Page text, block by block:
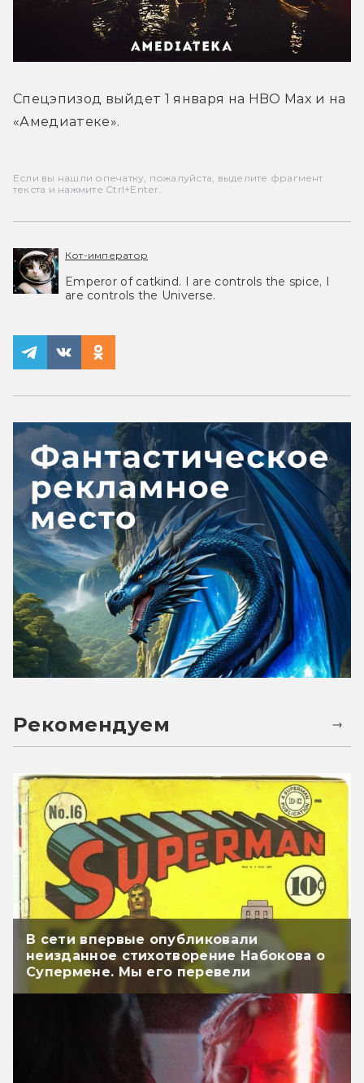
Спецэпизод выйдет 1 января на HBO Max и на
«Амедиатеке».
Если вы нашли опечатку, пожалуйста, выделите фрагмент
текста и нажмите Ctrl+Enter.
Кот-император
Emperor of catkind. I are controls the spice, I
are controls the Universe.
Рекомендуем
В сети впервые опубликовали
неизданное стихотворение Набокова о
Супермене. Мы его перевели